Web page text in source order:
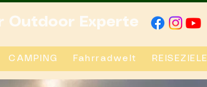
Outdoor Experte
CAMPING Fahrradwelt REISEZIELE